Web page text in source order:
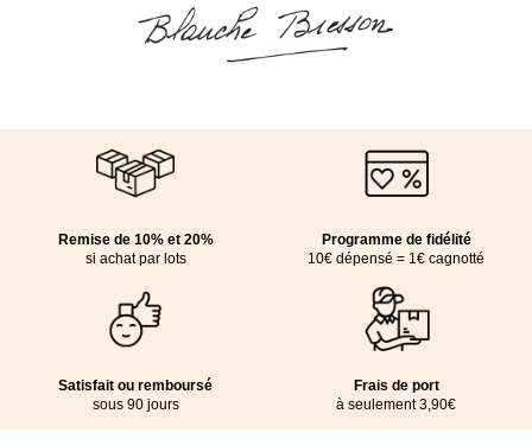
Remise de 10% et 20%
si achat par lots
Programme de fidélité
10€ dépensé = 1€ cagnotté
Satisfait ou remboursé
sous 90 jours
Frais de port
à seulement 3,90€